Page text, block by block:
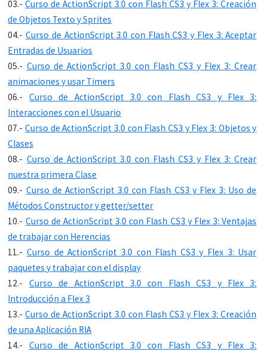
03.-Curso de ActionScript 3.0 con Flash CS3 y Flex 3: Creación
de Objetos Texto y Sprites
04.-Curso de ActionScript 3.0 con Flash CS3 y Flex 3: Aceptar
Entradas de Usuarios
05.- Curso de ActionScript 3.0 con Flash CS3 y Flex 3: Crear
animaciones y usar Timers
06.- Curso de ActionScript 3.0 con Flash CS3 y Flex 3:
Interacciones con el Usuario
07.-Curso de ActionScript 3.0 con Flash CS3 y Flex 3: Objetos y
Clases
08.- Curso de ActionScript 3.0 con Flash CS3 y Flex 3: Crear
nuestra primera Clase
09.- Curso de ActionScript 3.0 con Flash CS3 y Flex 3: Uso de
Métodos Constructor y getter/setter
10.- Curso de ActionScript 3.0 con Flash CS3 y Flex 3: Ventajas
de trabajar con Herencias
11.-Curso de ActionScript 3.0 con Flash CS3 y Flex 3: Usar
paquetes y trabajar con el display
12.- Curso de ActionScript 3.0 con Flash CS3 y Flex 3:
Introducción a Flex 3
13.-Curso de ActionScript 3.0 con Flash CS3 y Flex 3: Creación
de una Aplicación RIA
14.- Curso de ActionScript 3.0 con Flash CS3 y Flex 3: